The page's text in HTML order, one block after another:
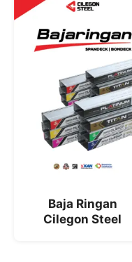
Baja Ringan
Cilegon Steel